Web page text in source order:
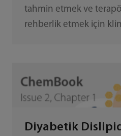
tahmin etmek ve
rehberlik etmek için
analizi (TG, TC, HDL-C,
ve uygun tedavi, ASCVD
Diyabetik